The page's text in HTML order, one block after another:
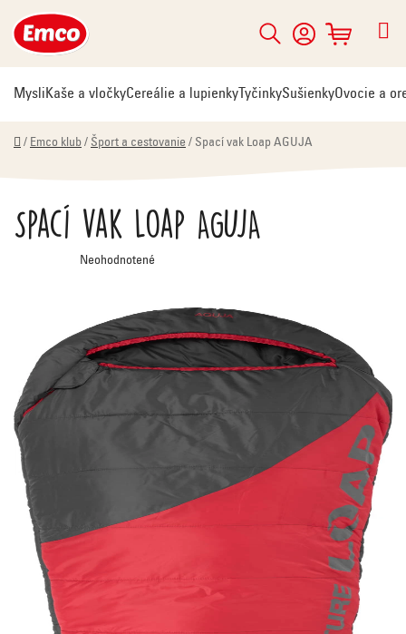
na
obsah
Hľadať
NÁKUPNÝ
KOŠÍK
MysliKaše a vločkyCereálie a lupienky TyčinkySušienkyOvocie a
Domov
/ Emco klub / Šport a cestovanie / Spací vak Loap AGUJA
Spací vak Loap AGUJA
Priemerné
hodnotenie
hviezdičiek.
Neohodnotené